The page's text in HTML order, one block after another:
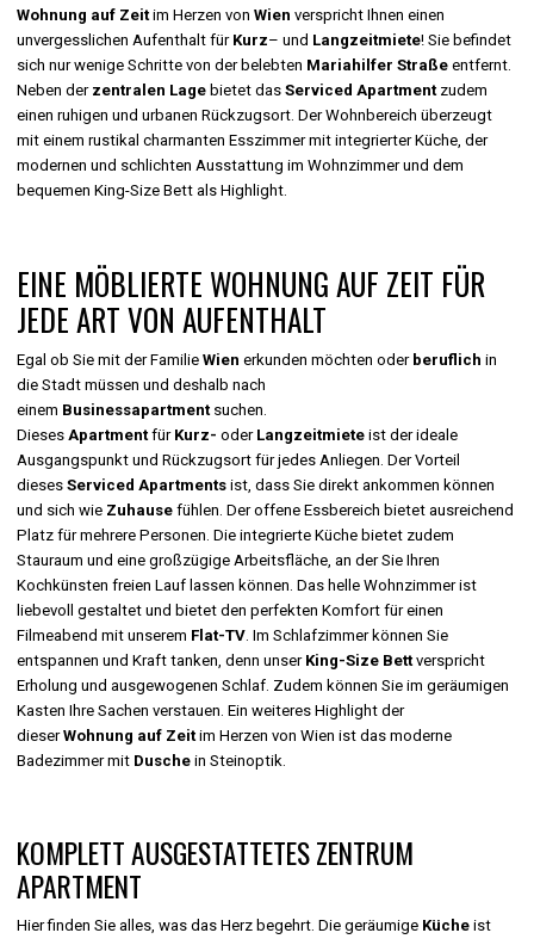
Wohnung auf Zeit im Herzen vonWien verspricht Ihnen einen
unvergesslichen Aufenthalt für Kurz– und Langzeitmiete! Sie befindet
sich nur wenige Schritte von der belebten Mariahilfer Straße entfernt.
Neben derzentralen Lage bietet dasServiced Apartment zudem
einen ruhigen und urbanen Rückzugsort. Der Wohnbereich überzeugt
mit einem rustikal charmanten Esszimmer mit integrierter Küche, der
modernen und schlichten Ausstattung im Wohnzimmer und dem
bequemen King-Size Bett als Highlight.
EINE MÖBLIERTE WOHNUNG AUF ZEIT FÜR
JEDE ART VON AUFENTHALT
Egal ob Sie mit der FamilieWien erkunden möchten oder beruflich in
die Stadt müssen und deshalb nach
einem Businessapartment suchen.
Dieses Apartmentfür Kurz-oder Langzeitmiete ist der ideale
Ausgangspunkt und Rückzugsort für jedes Anliegen. Der Vorteil
dieses Serviced Apartments ist, dass Sie direkt ankommen können
und sich wie Zuhause fühlen. Der offene Essbereich bietet ausreichend
Platz für mehrere Personen. Die integrierte Küche bietet zudem
Stauraum und eine großzügige Arbeitsfläche, an der Sie Ihren
Kochkünsten freien Lauf lassen können. Das helle Wohnzimmer ist
liebevoll gestaltet und bietet den perfekten Komfort für einen
Filmeabend mit unserem Flat-TV . Im Schlafzimmer können Sie
entspannen und Kraft tanken, denn unserKing-Size Bett verspricht
Erholung und ausgewogenen Schlaf. Zudem können Sie im geräumigen
Kasten Ihre Sachen verstauen. Ein weiteres Highlight der
dieserWohnung auf Zeit im Herzen von Wien ist das moderne
Badezimmer mit Dusche in Steinoptik.
KOMPLETT AUSGESTATTETES ZENTRUM
APARTMENT
Hier finden Sie alles, was das Herz begehrt. Die geräumige Küche ist